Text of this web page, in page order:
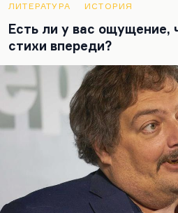
какую-то общую черту у
женщин, с которыми у
счастливые отношения, –
которыми мне нравилось
которых я находил не эхо, а
ответ, додумывание такое.
Иной раз Катька что-нибудь
жить хочется. Что-нибудь…
ЛИТЕРАТУРА ИСТОРИЯ
Есть ли у вас ощущение,
стихи впереди?